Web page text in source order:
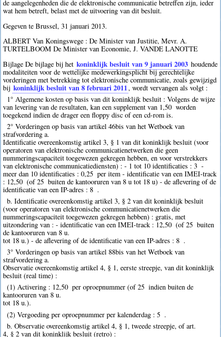
de aangelegenheden die de elektronische communicatie betreffen zijn, ieder
wat hem betreft, belast met de uitvoering van dit besluit.
Gegeven te Brussel, 31 januari 2013.
ALBERT Van Koningswege : De Minister van Justitie, Mevr. A.
TURTELBOOM De Minister van Economie, J. VANDE LANOTTE
Bijlage De bijlage bij het koninklijk besluit van 9 januari 2003 houdende
modaliteiten voor de wettelijke medewerkingsplicht bij gerechtelijke
vorderingen met betrekking tot elektronische communicatie, zoals gewijzigd
bij koninklijk besluit van 8 februari 2011, wordt vervangen als volgt :
1° Algemene kosten op basis van dit koninklijk besluit : Volgens de wijze
van levering van de resultaten, kan een supplement van 1,50  worden
toegekend indien de drager een floppy disc of een cd-rom is.
2° Vorderingen op basis van artikel 46bis van het Wetboek van
strafvordering a.
Identificatie overeenkomstig artikel 3, § 1 van dit koninklijk besluit (voor
operatoren van elektronische communicatienetwerken die geen
nummeringscapaciteit toegewezen gekregen hebben, en voor verstrekkers
van elektronische communicatiediensten) : - 1 tot 10 identificaties : 3  -
meer dan 10 identificaties : 0,25  per item - identificatie van een IMEI-track
: 12,50  (of 25  buiten de kantooruren van 8 u tot 18 u) - de aflevering of de
identificatie van een IP-adres : 8  .
b. Identificatie overeenkomstig artikel 3, § 2 van dit koninklijk besluit
(voor operatoren van elektronische communicatienetwerken die
nummeringscapaciteit toegewezen gekregen hebben) : gratis, met
uitzondering van : - identificatie van een IMEI-track : 12,50  (of 25  buiten
de kantooruren van 8 u.
tot 18 u.) - de aflevering of de identificatie van een IP-adres : 8  .
3° Vorderingen op basis van artikel 88bis van het Wetboek van
strafvordering a.
Observatie overeenkomstig artikel 4, § 1, eerste streepje, van dit koninklijk
besluit (real time) :
(1) Activering : 12,50  per oproepnummer (of 25  indien buiten de
kantooruren van 8 u.
tot 18 u.).
(2) Vergoeding per oproepnummer per kalenderdag : 5  .
b. Observatie overeenkomstig artikel 4, § 1, tweede streepje, of art.
4, § 2 van dit koninklijk besluit (retro) :